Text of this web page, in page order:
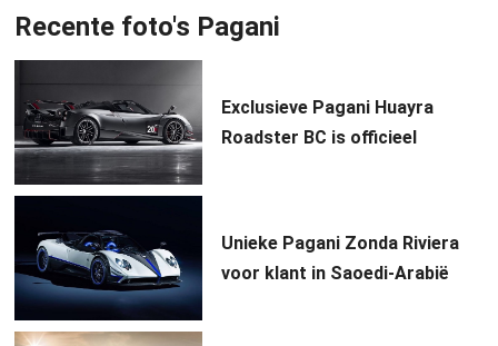
Recente foto's Pagani
Exclusieve Pagani Huayra
Roadster BC is officieel
Unieke Pagani Zonda Riviera
voor klant in Saoedi-Arabië